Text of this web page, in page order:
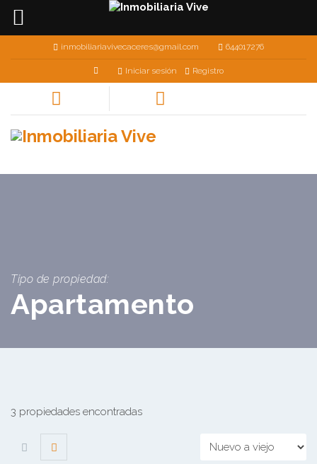
inmobiliariavivecaceres@gmail.com 644017276
Iniciar sesión Registro
Tipo de propiedad:
Apartamento
3 propiedades encontradas